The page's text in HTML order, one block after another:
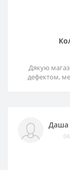
Дякую
дефектом,
Даша